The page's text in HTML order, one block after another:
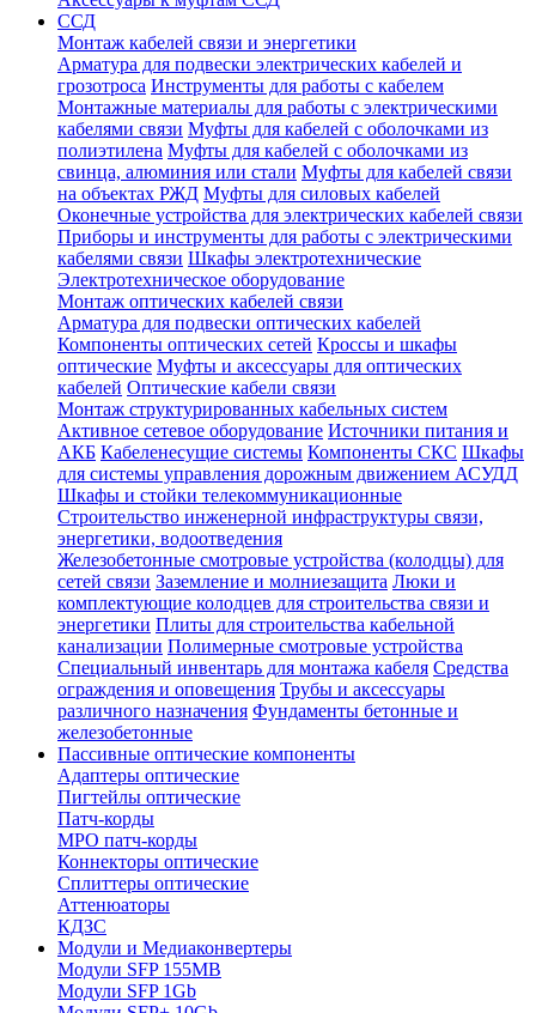
ССД
Монтаж кабелей связи и энергетики
Арматура для подвески электрических кабелей и
грозотроса Инструменты для работы с кабелем
Монтажные материалы для работы с электрическими
кабелями связи Муфты для кабелей с оболочками из
полиэтилена Муфты для кабелей с оболочками из
свинца, алюминия или стали Муфты для кабелей связи
на объектах РЖД Муфты для силовых кабелей
Оконечные устройства для электрических кабелей связи
Приборы и инструменты для работы с электрическими
кабелями связи Шкафы электротехнические
Электротехническое оборудование
Монтаж оптических кабелей связи
Арматура для подвески оптических кабелей
Компоненты оптических сетей Кроссы и шкафы
оптические Муфты и аксессуары для оптических
кабелей Оптические кабели связи
Монтаж структурированных кабельных систем
Активное сетевое оборудование Источники питания и
АКБ Кабеленесущие системы Компоненты СКС Шкафы
для системы управления дорожным движением АСУДД
Шкафы и стойки телекоммуникационные
Строительство инженерной инфраструктуры связи,
энергетики, водоотведения
Железобетонные смотровые устройства (колодцы) для
сетей связи Заземление и молниезащита Люки и
комплектующие колодцев для строительства связи и
энергетики Плиты для строительства кабельной
канализации Полимерные смотровые устройства
Специальный инвентарь для монтажа кабеля Средства
ограждения и оповещения Трубы и аксессуары
различного назначения Фундаменты бетонные и
железобетонные
Пассивные оптические компоненты
Адаптеры оптические
Пигтейлы оптические
Патч-корды
MPO патч-корды
Коннекторы оптические
Сплиттеры оптические
Аттенюаторы
КДЗС
Модули и Медиаконвертеры
Модули SFP 155MB
Модули SFP 1Gb